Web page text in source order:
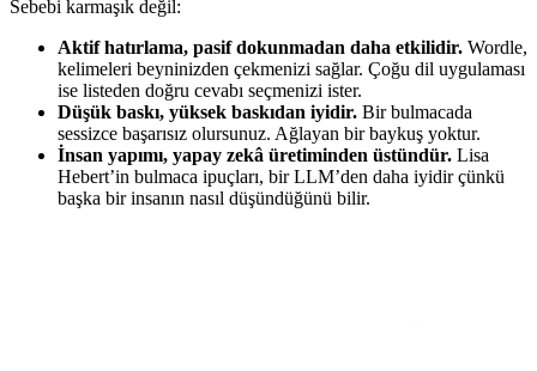
Sebebi karmaşık değil:
Aktif hatırlama, pasif dokunmadan daha etkilidir. Wordle,
kelimeleri beyninizden çekmenizi sağlar. Çoğu dil uygulaması
ise listeden doğru cevabı seçmenizi ister.
Düşük baskı, yüksek baskıdan iyidir. Bir bulmacada
sessizce başarısız olursunuz. Ağlayan bir baykuş yoktur.
İnsan yapımı, yapay zekâ üretiminden üstündür. Lisa
Hebert’in bulmaca ipuçları, bir LLM’den daha iyidir çünkü
başka bir insanın nasıl düşündüğünü bilir.